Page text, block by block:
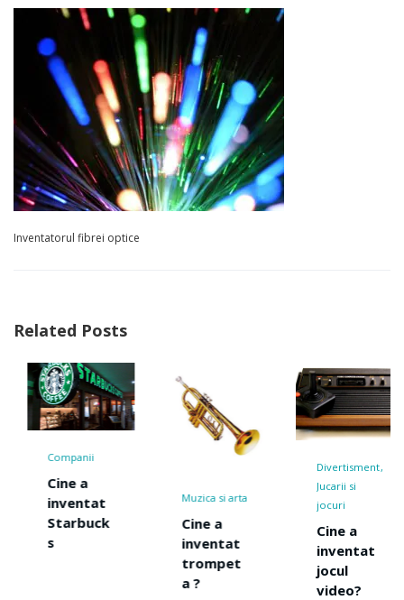
Inventatorul fibrei optice
Related Posts
Companii
Cine a
inventat
Starbuck
Muzica si arta
Cine a
inventat
trompet
a ?
Divertisment
Jucarii si
jocuri
Cine a
inventat
jocul
video?